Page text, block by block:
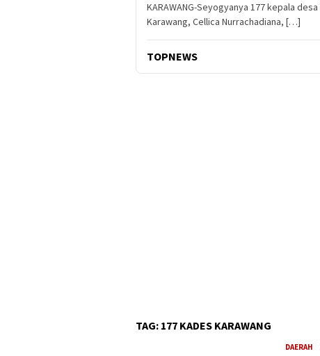
KARAWANG-Seyogyanya 177 kepala
Karawang, Cellica Nurrachadiana, […]
TOPNEWS
TAG: 177 KADES KARAWANG
DAERAH